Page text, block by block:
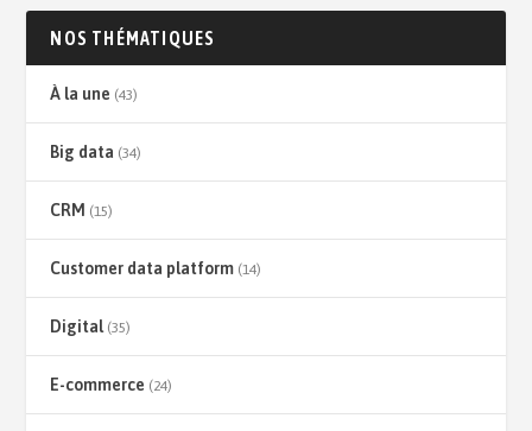
NOS THÉMATIQUES
À la une (43)
Big data (34)
CRM (15)
Customer data platform (14)
Digital(35)
E-commerce (24)